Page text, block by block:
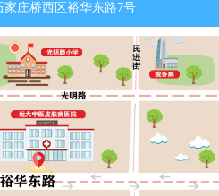
家庄桥西区裕华东路7号